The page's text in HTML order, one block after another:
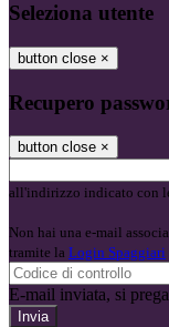
Seleziona utente
button close ×
Recupero
button close ×
all'indirizzo indicato con
Non hai una e-mail
tramite la Login Spaggiari
E-mail inviata, si